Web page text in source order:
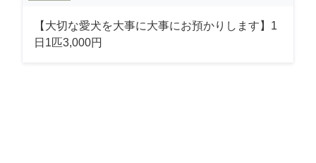
【大切な愛犬を大事に大事にお預かりします】1
日1匹3,000円